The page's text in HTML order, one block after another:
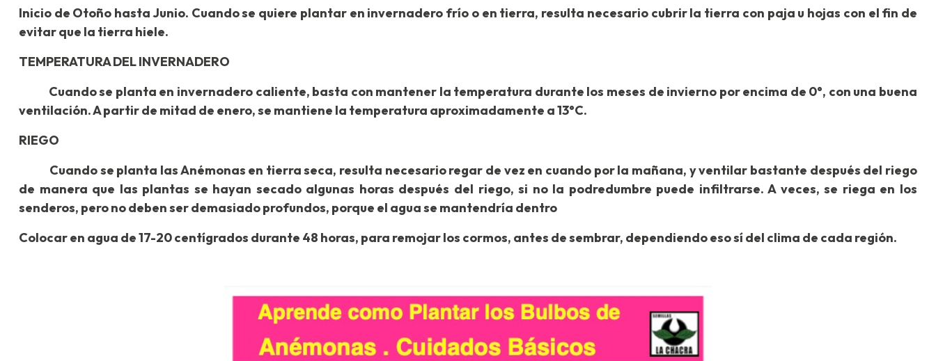
Inicio de Otoño hasta Junio. Cuando se quiere plantar en invernadero frío o en tierra, resulta necesario cubrir la tierra con paja u hojas con el fin de
evitar que la tierra hiele.
TEMPERATURA DEL INVERNADERO
Cuando se planta en invernadero caliente, basta con mantener la temperatura durante los meses de invierno por encima de 0°, con una buena
ventilación. A partir de mitad de enero, se mantiene la temperatura aproximadamente a 13°C.
RIEGO
Cuando se planta las Anémonas en tierra seca, resulta necesario regar de vez en cuando por la mañana, y ventilar bastante después del riego
de manera que las plantas se hayan secado algunas horas después del riego, si no la podredumbre puede infiltrarse. A veces, se riega en los
senderos, pero no deben ser demasiado profundos, porque el agua se mantendría dentro
Colocar en agua de 17-20 centígrados durante 48 horas, para remojar los cormos, antes de sembrar, dependiendo eso sí del clima de cada región.